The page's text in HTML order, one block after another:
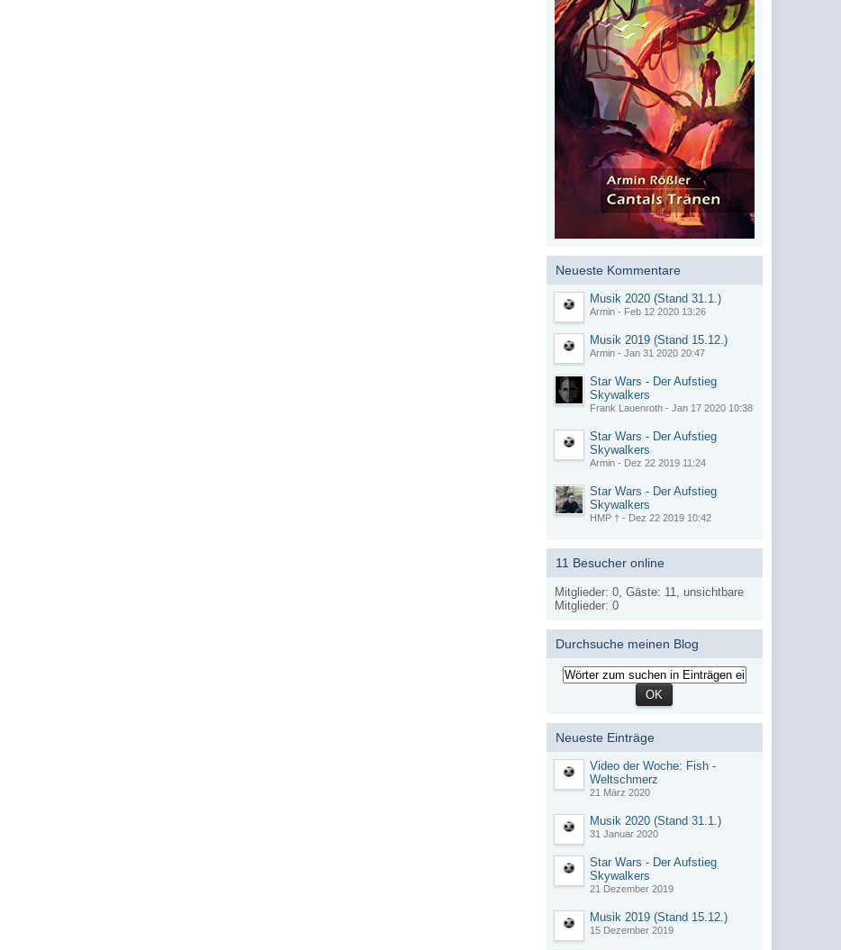
Neueste Kommentare
Musik 2020 (Stand 31.1.)
Armin - Feb 12 2020 13:26
Musik 2019 (Stand 15.12.)
Armin - Jan 31 2020 20:47
Star Wars - Der Aufstieg
Skywalkers
Frank Lauenroth - Jan 17 2020 10:38
Star Wars - Der Aufstieg
Skywalkers
Armin - Dez 22 2019 11:24
Star Wars - Der Aufstieg
Skywalkers
HMP † - Dez 22 2019 10:42
11 Besucher online
Mitglieder: 0, Gäste: 11, unsichtbare
Mitglieder: 0
Durchsuche meinen Blog
Neueste Einträge
Video der Woche: Fish -
Weltschmerz
21 März 2020
Musik 2020 (Stand 31.1.)
31 Januar 2020
Star Wars - Der Aufstieg
Skywalkers
21 Dezember 2019
Musik 2019 (Stand 15.12.)
15 Dezember 2019